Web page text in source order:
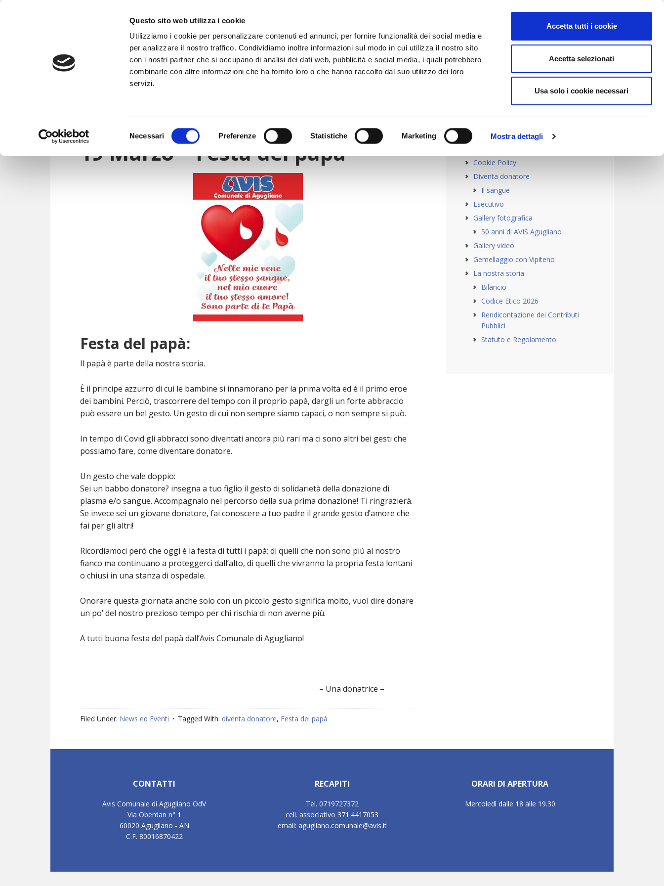
Questo sito web utilizza i cookie
Utilizziamo i cookie per personalizzare contenuti ed annunci, per fornire funzionalità dei social media e
per analizzare il nostro traffico. Condividiamo inoltre informazioni sul modo in cui utilizza il nostro sito
con i nostri partner che si occupano di analisi dei dati web, pubblicità e social media, i quali potrebbero
combinarle con altre informazioni che ha fornito loro o che hanno raccolto dal suo utilizzo dei loro
servizi.
Necessari Preferenze Statistiche Marketing Mostra dettagli
Accetta tutti i cookie
Accetta selezionati
Usa solo i cookie necessari
La nostra storia Cos’è l’AVIS Diventa donatore Esecutivo News Contatti
DAAVIS AGUGLIANO
19 Marzo – Festa del papà
Festa del papà:
Il papà è parte della nostra storia.
È il principe azzurro di cui le bambine si innamorano per la prima volta ed è il primo eroe
dei bambini. Perciò, trascorrere del tempo con il proprio papà, dargli un forte abbraccio
può essere un bel gesto. Un gesto di cui non sempre siamo capaci, o non sempre si può.
In tempo di Covid gli abbracci sono diventati ancora più rari ma ci sono altri bei gesti che
possiamo fare, come diventare donatore.
Un gesto che vale doppio:
Sei un babbo donatore? insegna a tuo figlio il gesto di solidarietà della donazione di
plasma e/o sangue. Accompagnalo nel percorso della sua prima donazione! Ti ringrazierà.
Se invece sei un giovane donatore, fai conoscere a tuo padre il grande gesto d’amore che
fai per gli altri!
Ricordiamoci però che oggi è la festa di tutti i papà; di quelli che non sono più al nostro
fianco ma continuano a proteggerci dall’alto, di quelli che vivranno la propria festa lontani
o chiusi in una stanza di ospedale.
Onorare questa giornata anche solo con un piccolo gesto significa molto, vuol dire donare
un po’ del nostro prezioso tempo per chi rischia di non averne più.
A tutti buona festa del papà dall’Avis Comunale di Agugliano!
– Una donatrice –
Filed Under: News ed Eventi Tagged With: diventa donatore, Festa del papà
Sidebar
Contatti
Cookie Policy
Diventa donatore
Il sangue
Esecutivo
Gallery fotografica
50 anni di AVIS Agugliano
Gallery video
Gemellaggio con Vipiteno
La nostra storia
Bilancio
Codice Etico 2026
Rendicontazione dei Contributi
Pubblici
Statuto e Regolamento
CONTATTI
Avis Comunale di Agugliano OdV
Via Oberdan n° 1
60020 Agugliano - AN
C.F. 80016870422
RECAPITI
Tel. 0719727372
cell. associativo 371.4417053
email: agugliano.comunale@avis.it
ORARI DI APERTURA
Mercoledì dalle 18 alle 19.30